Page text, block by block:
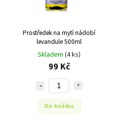
Prostředek na mytí nádobí
levandule 500ml
Skladem (4 ks)
99 Kč
Do košíku